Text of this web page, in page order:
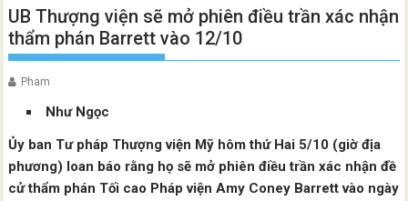
UB Thượng viện sẽ mở phiên điều trần xác nhận
thẩm phán Barrett vào 12/10
Pham
Như Ngọc
Ủy ban Tư pháp Thượng viện Mỹ hôm thứ Hai 5/10 (giờ địa
phương) loan báo rằng họ sẽ mở phiên điều trần xác nhận đề
cử thẩm phán Tối cao Pháp viện Amy Coney Barrett vào ngày